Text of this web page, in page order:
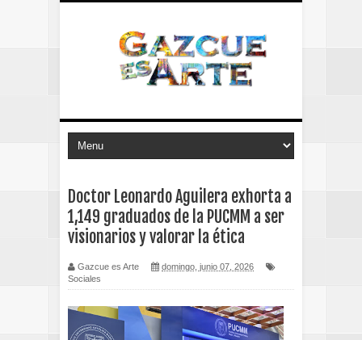
Doctor Leonardo Aguilera exhorta a
1,149 graduados de la PUCMM a ser
visionarios y valorar la ética
Gazcue es Arte
domingo, junio 07, 2026
Sociales